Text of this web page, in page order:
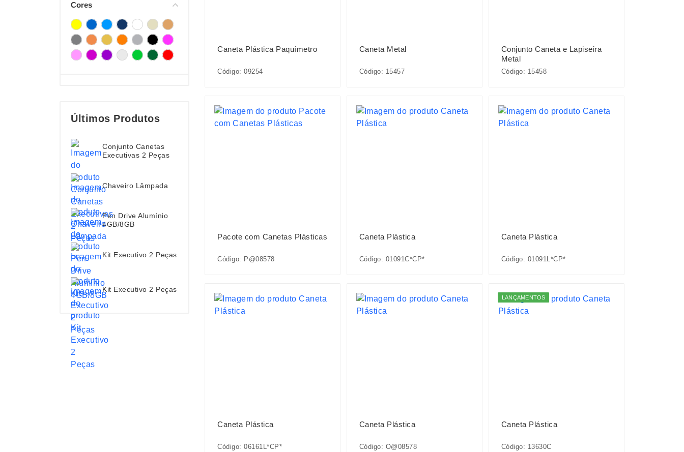
Cores
Últimos Produtos
Conjunto Canetas
Executivas 2 Peças
Chaveiro Lâmpada
Pen Drive Alumínio
4GB/8GB
Kit Executivo 2 Peças
Kit Executivo 2 Peças
Caneta Plástica Paquímetro
Código: 09254
Caneta Metal
Código: 15457
Conjunto Caneta e Lapiseira
Metal
Código: 15458
Pacote com Canetas Plásticas
Código: P@08578
Caneta Plástica
Código: 01091C*CP*
Caneta Plástica
Código: 01091L*CP*
Caneta Plástica
Código: 06161L*CP*
Caneta Plástica
Código: O@08578
LANÇAMENTOS
Caneta Plástica
Código: 13630C